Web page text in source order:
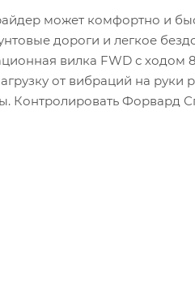
может комфортно и
дороги и легкое
вилка FWD с
от вибраций на руки
Контролировать Форвард